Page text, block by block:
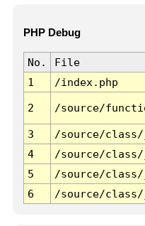
PHP Debug
No. File
1
/index.php
2 /source/
3 /source/
4
/source/
5
/source/
6
/source/